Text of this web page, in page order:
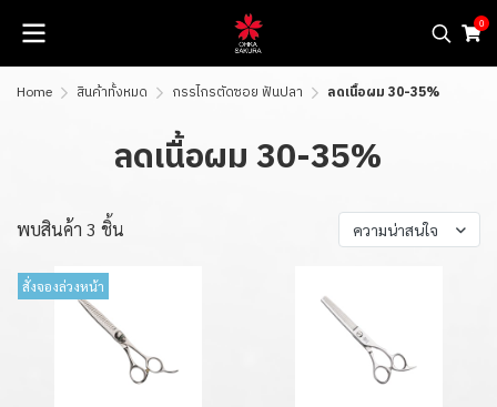
0
Home สินค้าทั้งหมด กรรไกรตัดซอย ฟันปลา ลดเนื้อผม 30-35%
ลดเนื้อผม 30-35%
พบสินค้า 3 ชิ้น ความน่าสนใจ
สั่งจองล่วงหน้า